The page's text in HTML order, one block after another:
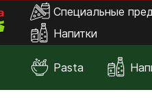
Специальные
Напитки
Pasta